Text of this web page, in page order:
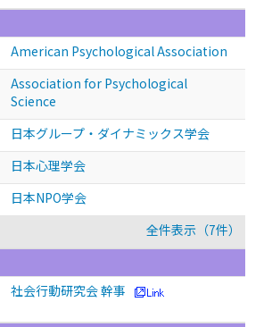
American Psychological Association
Association for Psychological
Science
日本グループ・ダイナミックス学会
日本心理学会
日本NPO学会
全件表示（7件）
社会行動研究会 幹事